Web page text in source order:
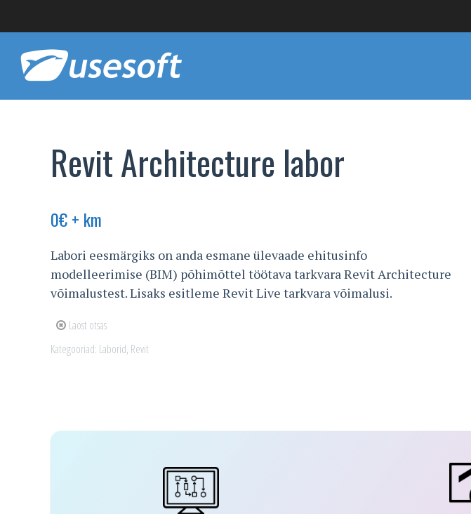
Revit Architecture labor
0€+ km
Labori eesmärgiks on anda esmane ülevaade ehitusinfo
modelleerimise (BIM) põhimõttel töötava tarkvara Revit Architecture
võimalustest. Lisaks esitleme Revit Live tarkvara võimalusi.
Laost otsas
Kategooriad: Laborid, Revit